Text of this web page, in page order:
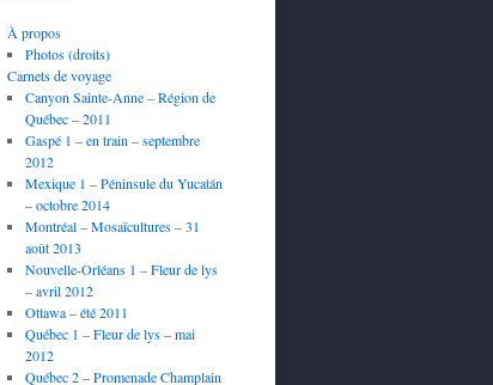
À propos
Photos (droits)
Carnets de voyage
Canyon Sainte-Anne – Région de
Québec – 2011
Gaspé 1 – en train – septembre
2012
Mexique 1 – Péninsule du Yucatán
– octobre 2014
Montréal – Mosaïcultures – 31
août 2013
Nouvelle-Orléans 1 – Fleur de lys
– avril 2012
Ottawa – été 2011
Québec 1 – Fleur de lys – mai
2012
Québec 2 – Promenade Champlain